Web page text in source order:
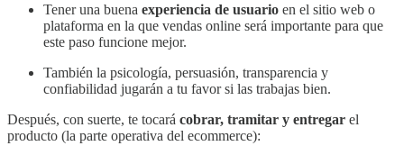
Tener una buena experiencia de usuario en el sitio web o
plataforma en la que vendas online será importante para que
este paso funcione mejor.
También la psicología, persuasión, transparencia y
confiabilidad jugarán a tu favor si las trabajas bien.
Después, con suerte, te tocará cobrar, tramitar y entregar el
producto (la parte operativa del ecommerce):